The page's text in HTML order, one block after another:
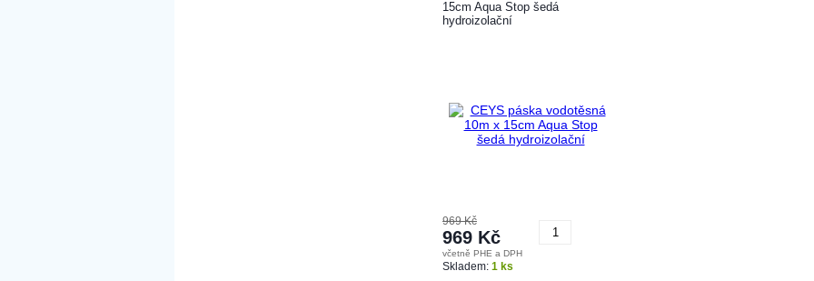
15cm Aqua Stop šedá
hydroizolační
969 Kč
969 Kč
včetně PHE a DPH
Skladem: 1 ks